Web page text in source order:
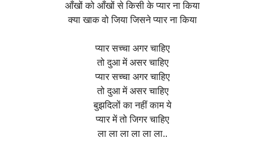
आँखों को आँखों से किसी के प्यार ना किया
क्या खाक वो जिया जिसने प्यार ना किया
प्यार सच्चा अगर चाहिए
तो दुआ में असर चाहिए
प्यार सच्चा अगर चाहिए
तो दुआ में असर चाहिए
बुझदिलों का नहीं काम ये
प्यार में तो जिगर चाहिए
ला ला ला ला ला ला..